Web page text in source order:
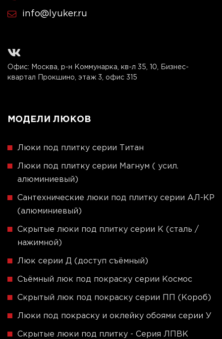
info@lyuker.ru
Офис: Москва, р-н Коммунарка, кв-л 35, 10, Бизнес-
квартал Прокшино, этаж 3, офис 315
МОДЕЛИ ЛЮКОВ
Люки под плитку серии Титан
Люки под плитку серии Магнум ( усил.
алюминиевый)
Сантехнические люки под плитку серии АЛ-КР
(алюминиевый)
Скрытые люки под плитку серии K (сталь /
нажимной)
Люк серии Д (доступ съёмный)
Съёмный люк под покраску серии Космос
Скрытый люк под покраску серии ПП (Короб)
Люки под покраску и оклейку обоями серии У
Скрытые люки под плитку - Серия ЛПВК